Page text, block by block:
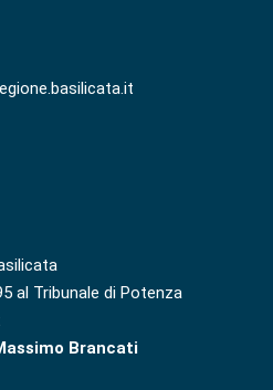
al Tribunale di Potenza
Brancati